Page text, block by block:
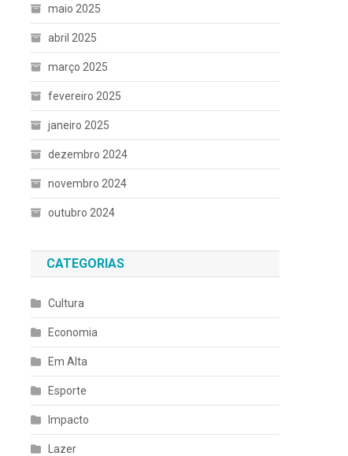
maio 2025
abril 2025
março 2025
fevereiro 2025
janeiro 2025
dezembro 2024
novembro 2024
outubro 2024
CATEGORIAS
Cultura
Economia
Em Alta
Esporte
Impacto
Lazer